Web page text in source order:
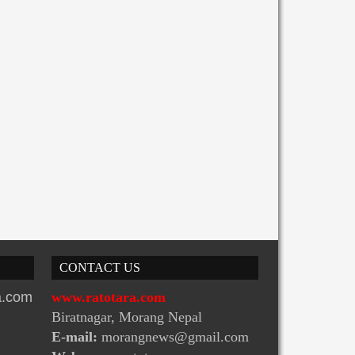
CONTACT US
www.ratotara.com
Biratnagar, Morang Nepal
E-mail: morangnews@gmail.com